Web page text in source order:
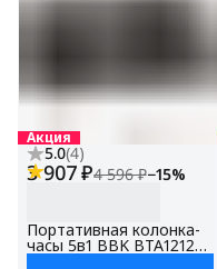
Акция
5.0(4)
3 907 ₽4 596 ₽−15%
Портативная колонка-
часы 5в1 BBK BTA1212